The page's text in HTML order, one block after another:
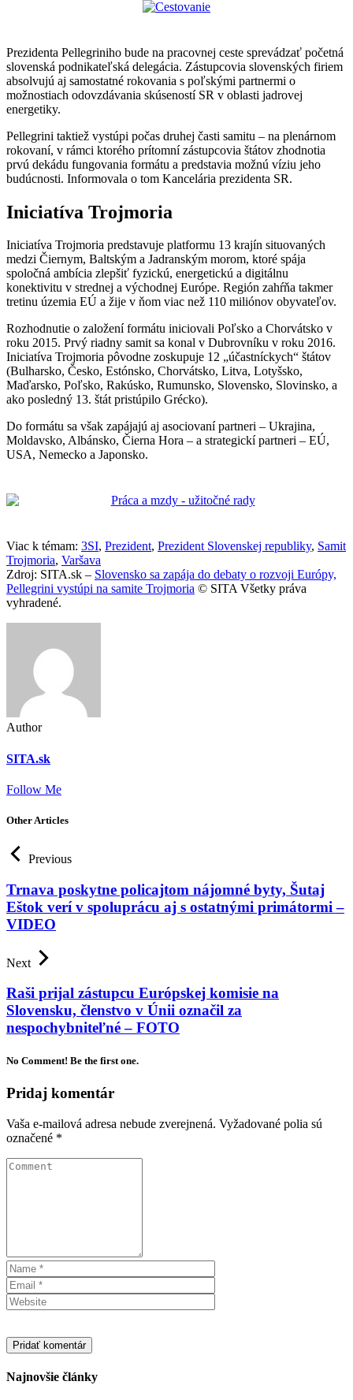
Prezidenta Pellegriniho bude na pracovnej ceste sprevádzať početná
slovenská podnikateľská delegácia. Zástupcovia slovenských firiem
absolvujú aj samostatné rokovania s poľskými partnermi o
možnostiach odovzdávania skúseností SR v oblasti jadrovej
energetiky.
Pellegrini taktiež vystúpi počas druhej časti samitu – na plenárnom
rokovaní, v rámci ktorého prítomní zástupcovia štátov zhodnotia
prvú dekádu fungovania formátu a predstavia možnú víziu jeho
budúcnosti. Informovala o tom Kancelária prezidenta SR.
Iniciatíva Trojmoria
Iniciatíva Trojmoria predstavuje platformu 13 krajín situovaných
medzi Čiernym, Baltským a Jadranským morom, ktoré spája
spoločná ambícia zlepšiť fyzickú, energetickú a digitálnu
konektivitu v strednej a východnej Európe. Región zahŕňa takmer
tretinu územia EÚ a žije v ňom viac než 110 miliónov obyvateľov.
Rozhodnutie o založení formátu iniciovali Poľsko a Chorvátsko v
roku 2015. Prvý riadny samit sa konal v Dubrovníku v roku 2016.
Iniciatíva Trojmoria pôvodne zoskupuje 12 „účastníckych“ štátov
(Bulharsko, Česko, Estónsko, Chorvátsko, Litva, Lotyšsko,
Maďarsko, Poľsko, Rakúsko, Rumunsko, Slovensko, Slovinsko, a
ako posledný 13. štát pristúpilo Grécko).
Do formátu sa však zapájajú aj asociovaní partneri – Ukrajina,
Moldavsko, Albánsko, Čierna Hora – a strategickí partneri – EÚ,
USA, Nemecko a Japonsko.
Viac k témam: 3SI, Prezident, Prezident Slovenskej republiky, Samit
Trojmoria, Varšava
Zdroj: SITA.sk – Slovensko sa zapája do debaty o rozvoji Európy,
Pellegrini vystúpi na samite Trojmoria © SITA Všetky práva
vyhradené.
Author
SITA.sk
Follow Me
Other Articles
Previous
Trnava poskytne policajtom nájomné byty, Šutaj
Eštok verí v spoluprácu aj s ostatnými primátormi –
VIDEO
Next
Raši prijal zástupcu Európskej komisie na
Slovensku, členstvo v Únii označil za
nespochybniteľné – FOTO
No Comment! Be the first one.
Pridaj komentár
Vaša e-mailová adresa nebude zverejnená. Vyžadované polia sú
označené *
Najnovšie články